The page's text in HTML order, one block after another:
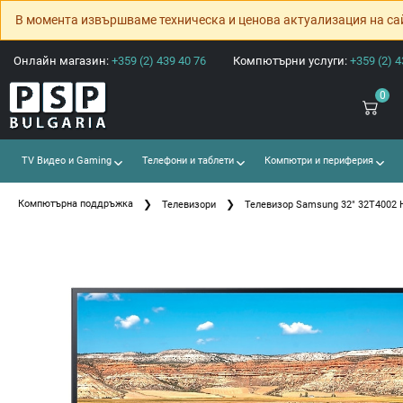
В момента извършваме техническа и ценова актуализация на
Онлайн магазин: +359 (2) 439 40 76 Компютърни услуги: +359 (2)
0
TV Видео и Gaming Телефони и таблети Компютри и периферия
Компютърна поддръжка Телевизори Телевизор Samsung 32" 32T4002